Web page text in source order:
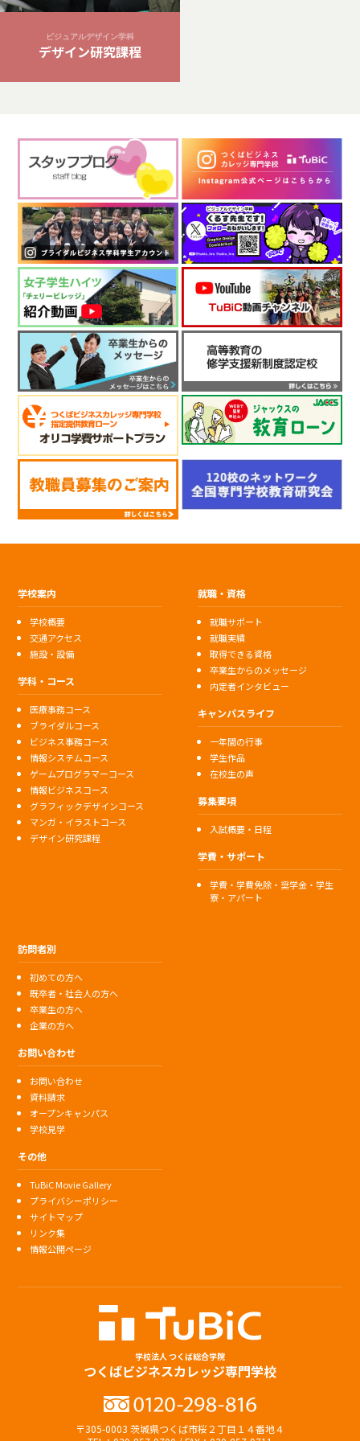
ビジュアルデザイン学科
デザイン研究課程
学校案内
学校概要
交通アクセス
施設・設備
学科・コース
医療事務コース
ブライダルコース
ビジネス事務コース
情報システムコース
ゲームプログラマーコース
情報ビジネスコース
グラフィックデザインコース
マンガ・イラストコース
デザイン研究課程
就職・資格
就職サポート
就職実績
取得できる資格
卒業生からのメッセージ
内定者インタビュー
キャンパスライフ
一年間の行事
学生作品
在校生の声
募集要項
入試概要・日程
学費・サポート
学費・学費免除・奨学金・学生
寮・アパート
訪問者別
初めての方へ
既卒者・社会人の方へ
卒業生の方へ
企業の方へ
お問い合わせ
お問い合わせ
資料請求
オープンキャンパス
学校見学
その他
TuBiC Movie Gallery
プライバシーポリシー
サイトマップ
リンク集
情報公開ページ
学校法人 つくば総合学院
つくばビジネスカレッジ専門学校
〒305-0003 茨城県つくば市桜２丁目１４番地４